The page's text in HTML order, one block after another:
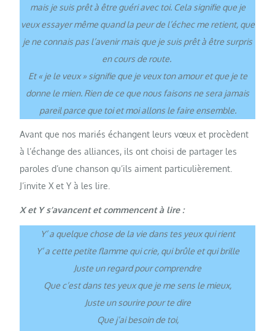
mais je suis prêt à être guéri avec toi. Cela signifie que je
veux essayer même quand la peur de l’échec me retient, que
je ne connais pas l’avenir mais que je suis prêt à être surpris
en cours de route.
Et « je le veux » signifie que je veux ton amour et que je te
donne le mien. Rien de ce que nous faisons ne sera jamais
pareil parce que toi et moi allons le faire ensemble.
Avant que nos mariés échangent leurs vœux et procèdent
à l’échange des alliances, ils ont choisi de partager les
paroles d’une chanson qu’ils aiment particulièrement.
J’invite X et Y à les lire.
X et Y s’avancent et commencent à lire :
Y’ a quelque chose de la vie dans tes yeux qui rient
Y’ a cette petite flamme qui crie, qui brûle et qui brille
Juste un regard pour comprendre
Que c’est dans tes yeux que je me sens le mieux,
Juste un sourire pour te dire
Que j’ai besoin de toi,